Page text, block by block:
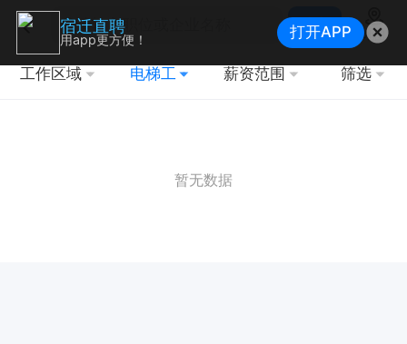
搜索
地图
工作区域 电梯工 薪资范围 筛选
暂无数据
宿迁直聘
用app更方便！ 打开APP